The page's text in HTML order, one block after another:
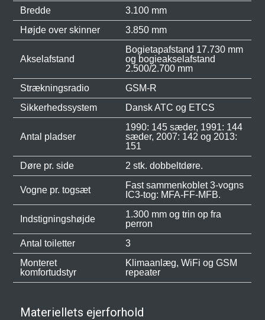
Bredde
3.100 mm
Højde over skinner
3.850 mm
Akselafstand
Bogietapafstand 17.730 mm
og bogieakselafstand
2.500/2.700 mm
Strækningsradio
GSM-R
Sikkerhedssystem
Dansk ATC og ETCS
Antal pladser
1990: 145 sæder, 1991: 144
sæder, 2007: 142 og 2013:
151
Døre pr. side
2 stk. dobbeltdøre.
Vogne pr. togsæt
Fast sammenkoblet 3-vogns
IC3-tog: MFA-FF-MFB.
Indstigningshøjde
1.300 mm og trin op fra
perron
Antal toiletter
3
Monteret
komfortudstyr
Klimaanlæg, WiFi og GSM
repeater
Materiellets ejerforhold